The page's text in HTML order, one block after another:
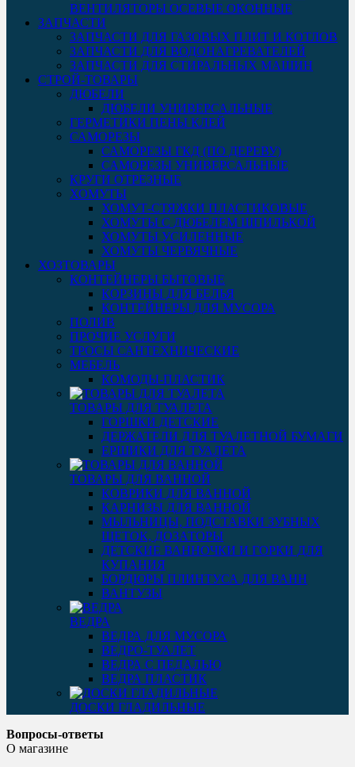
ВЕНТИЛЯТОРЫ ОСЕВЫЕ ОКОННЫЕ
ЗАПЧАСТИ
ЗАПЧАСТИ ДЛЯ ГАЗОВЫХ ПЛИТ И КОТЛОВ
ЗАПЧАСТИ ДЛЯ ВОДОНАГРЕВАТЕЛЕЙ
ЗАПЧАСТИ ДЛЯ СТИРАЛЬНЫХ МАШИН
СТРОЙ-ТОВАРЫ
ДЮБЕЛИ
ДЮБЕЛИ УНИВЕРСАЛЬНЫЕ
ГЕРМЕТИКИ ПЕНЫ КЛЕЙ
САМОРЕЗЫ
САМОРЕЗЫ ГКД (ПО ДЕРЕВУ)
САМОРЕЗЫ УНИВЕРСАЛЬНЫЕ
КРУГИ ОТРЕЗНЫЕ
ХОМУТЫ
ХОМУТ-СТЯЖКИ ПЛАСТИКОВЫЕ
ХОМУТЫ С ДЮБЕЛЕМ ШПИЛЬКОЙ
ХОМУТЫ УСИЛЕННЫЕ
ХОМУТЫ ЧЕРВЯЧНЫЕ
ХОЗТОВАРЫ
КОНТЕЙНЕРЫ БЫТОВЫЕ
КОРЗИНЫ ДЛЯ БЕЛЬЯ
КОНТЕЙНЕРЫ ДЛЯ МУСОРА
ПОЛИВ
ПРОЧИЕ УСЛУГИ
ТРОСЫ САНТЕХНИЧЕСКИЕ
МЕБЕЛЬ
КОМОДЫ-ПЛАСТИК
ТОВАРЫ ДЛЯ ТУАЛЕТА
ГОРШКИ ДЕТСКИЕ
ДЕРЖАТЕЛИ ДЛЯ ТУАЛЕТНОЙ БУМАГИ
ЕРШИКИ ДЛЯ ТУАЛЕТА
ТОВАРЫ ДЛЯ ВАННОЙ
КОВРИКИ ДЛЯ ВАННОЙ
КАРНИЗЫ ДЛЯ ВАННОЙ
МЫЛЬНИЦЫ, ПОДСТАВКИ ЗУБНЫХ
ЩЕТОК, ДОЗАТОРЫ
ДЕТСКИЕ ВАННОЧКИ И ГОРКИ ДЛЯ
КУПАНИЯ
БОРДЮРЫ ПЛИНТУСА ДЛЯ ВАНН
ВАНТУЗЫ
ВЕДРА
ВЕДРА ДЛЯ МУСОРА
ВЕДРО-ТУАЛЕТ
ВЕДРА С ПЕДАЛЬЮ
ВЕДРА ПЛАСТИК
ДОСКИ ГЛАДИЛЬНЫЕ
Вопросы-ответы
О магазине